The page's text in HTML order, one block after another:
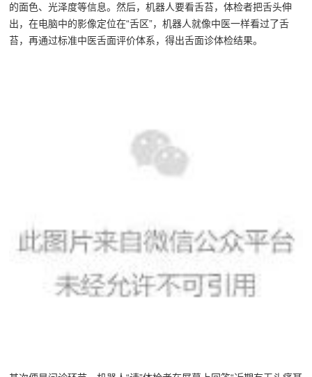
的面色、光泽度等信息。然后，机器人要看舌苔，体检者把舌头伸
出，在电脑中的影像定位在“舌区”，机器人就像中医一样看过了舌
苔，再通过标准中医舌面评价体系，得出舌面诊体检结果。